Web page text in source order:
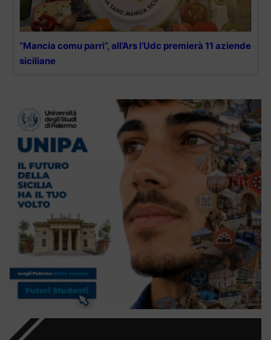
“Mancia comu parri”, all’Ars l’Udc premierà 11 aziende
siciliane